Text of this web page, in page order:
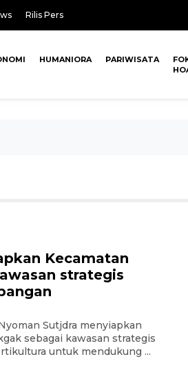
Rilis Pers
HUMANIORA PARIWISATA
Kecamatan
strategis
Sutjdra menyiapkan
sebagai kawasan strategis
untuk mendukung ...